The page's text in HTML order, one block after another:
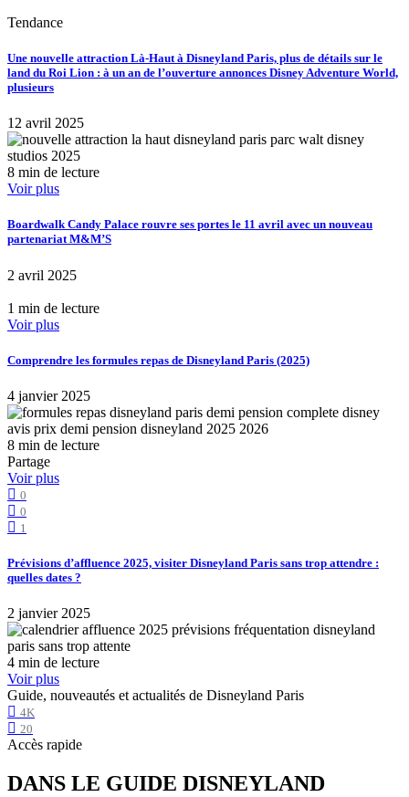
Tendance
Une nouvelle attraction Là-Haut à Disneyland Paris, plus de détails sur le
land du Roi Lion : à un an de l’ouverture annonces Disney Adventure World,
plusieurs
12 avril 2025
8 min de lecture
Voir plus
Boardwalk Candy Palace rouvre ses portes le 11 avril avec un nouveau
partenariat M&M’S
2 avril 2025
1 min de lecture
Voir plus
Comprendre les formules repas de Disneyland Paris (2025)
4 janvier 2025
8 min de lecture
Partage
Voir plus
0
0
1
Prévisions d’affluence 2025, visiter Disneyland Paris sans trop attendre :
quelles dates ?
2 janvier 2025
4 min de lecture
Voir plus
Guide, nouveautés et actualités de Disneyland Paris
4K
20
Accès rapide
DANS LE GUIDE DISNEYLAND